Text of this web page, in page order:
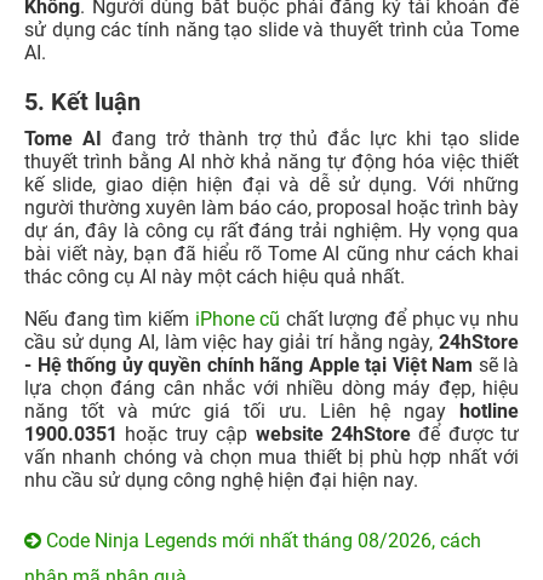
Không. Người dùng bắt buộc phải đăng ký tài khoản để
sử dụng các tính năng tạo slide và thuyết trình của Tome
AI.
5. Kết luận
Tome AI đang trở thành trợ thủ đắc lực khi tạo slide
thuyết trình bằng AI nhờ khả năng tự động hóa việc thiết
kế slide, giao diện hiện đại và dễ sử dụng. Với những
người thường xuyên làm báo cáo, proposal hoặc trình bày
dự án, đây là công cụ rất đáng trải nghiệm. Hy vọng qua
bài viết này, bạn đã hiểu rõ Tome AI cũng như cách khai
thác công cụ AI này một cách hiệu quả nhất.
Nếu đang tìm kiếm iPhone cũ chất lượng để phục vụ nhu
cầu sử dụng AI, làm việc hay giải trí hằng ngày, 24hStore
- Hệ thống ủy quyền chính hãng Apple tại Việt Nam sẽ là
lựa chọn đáng cân nhắc với nhiều dòng máy đẹp, hiệu
năng tốt và mức giá tối ưu. Liên hệ ngay hotline
1900.0351 hoặc truy cập website 24hStoređể được tư
vấn nhanh chóng và chọn mua thiết bị phù hợp nhất với
nhu cầu sử dụng công nghệ hiện đại hiện nay.
Code Ninja Legends mới nhất tháng 08/2026, cách